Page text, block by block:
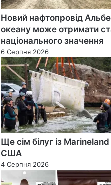
Новий нафтопровід
океану може отримати
національного значення
6 Серпня 2026
Ще сім білуг із
США
4 Серпня 2026